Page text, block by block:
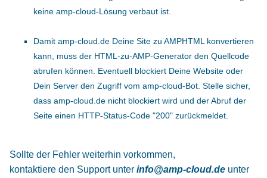
keine amp-cloud-Lösung verbaut ist.
Damit amp-cloud.de Deine Site zu AMPHTML konvertieren
kann, muss der HTML-zu-AMP-Generator den Quellcode
abrufen können. Eventuell blockiert Deine Website oder
Dein Server den Zugriff vom amp-cloud-Bot. Stelle sicher,
dass amp-cloud.de nicht blockiert wird und der Abruf der
Seite einen HTTP-Status-Code "200" zurückmeldet.
Sollte der Fehler weiterhin vorkommen,
kontaktiere den Support unter info@amp-cloud.de unter